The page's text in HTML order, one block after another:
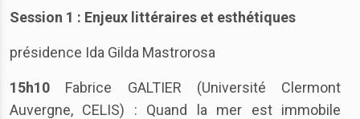
Session 1 : Enjeux littéraires et esthétiques
présidence Ida Gilda Mastrorosa
15h10 Fabrice GALTIER (Université Clermont
Auvergne, CELIS) : Quand la mer est immobile